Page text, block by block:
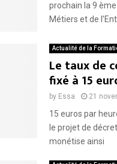
prochain la 9
Métiers et de
Actualité de la
Le taux de
fixé à 15
by Essa 21
15 euros par
le projet de
monétise ainsi